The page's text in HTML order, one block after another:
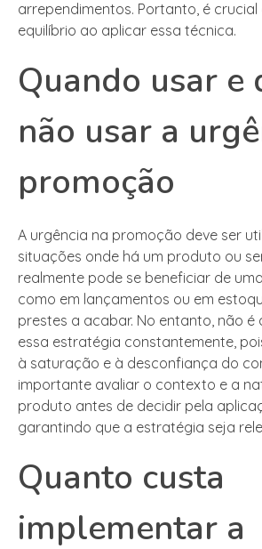
arrependimentos. Portanto, é
equilíbrio ao aplicar essa técnica.
Quando usar e
não usar a
promoção
A urgência na promoção deve ser
situações onde há um produto ou
realmente pode se beneficiar de
como em lançamentos ou em
prestes a acabar. No entanto, não é
essa estratégia constantemente,
à saturação e à desconfiança do
importante avaliar o contexto e a
produto antes de decidir pela
garantindo que a estratégia seja
Quanto custa
implementar a